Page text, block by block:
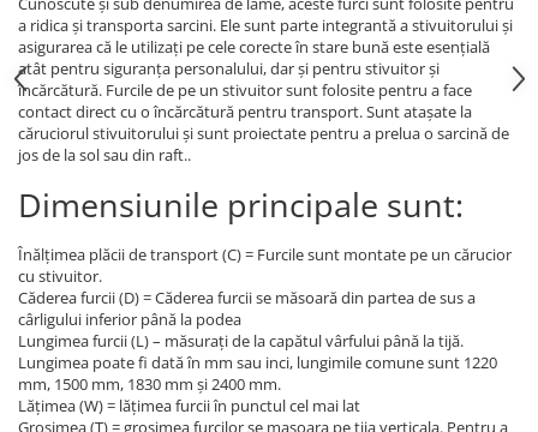
a ridica și transporta sarcini. Ele sunt parte integrantă a stivuitorului și
asigurarea că le utilizați pe cele corecte în stare bună este esențială
atât pentru siguranța personalului, dar și pentru stivuitor și
încărcătură. Furcile de pe un stivuitor sunt folosite pentru a face
contact direct cu o încărcătură pentru transport. Sunt atașate la
căruciorul stivuitorului și sunt proiectate pentru a prelua o sarcină de
jos de la sol sau din raft..
Dimensiunile principale sunt:
Înălțimea plăcii de transport (C) = Furcile sunt montate pe un cărucior
cu stivuitor.
Căderea furcii (D) = Căderea furcii se măsoară din partea de sus a
cârligului inferior până la podea
Lungimea furcii (L) – măsurați de la capătul vârfului până la tijă.
Lungimea poate fi dată în mm sau inci, lungimile comune sunt 1220
mm, 1500 mm, 1830 mm și 2400 mm.
Lățimea (W) = lățimea furcii în punctul cel mai lat
Grosimea (T) = grosimea furcilor se masoara pe tija verticala. Pentru a